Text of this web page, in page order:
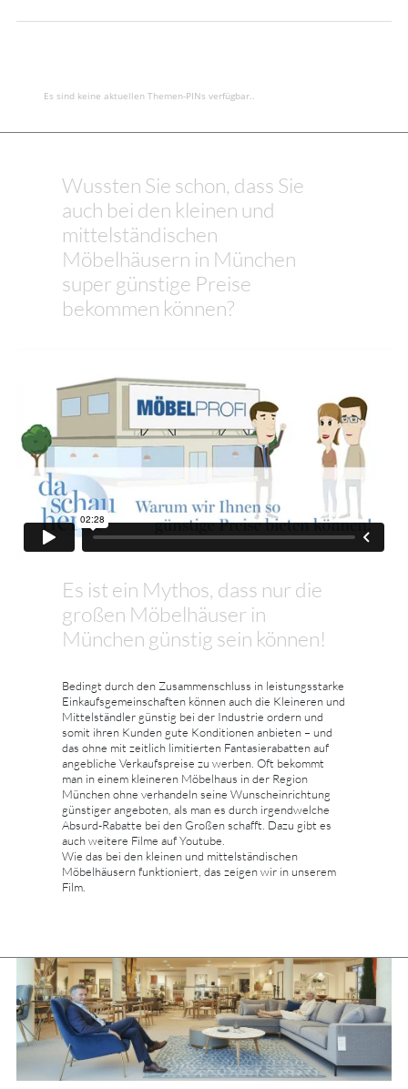
Es sind keine aktuellen Themen-PINs verfügbar..
Wussten Sie schon, dass Sie
auch bei den kleinen und
mittelständischen
Möbelhäusern in München
super günstige Preise
bekommen können?
Es ist ein Mythos, dass nur die
großen Möbelhäuser in
München günstig sein können!
Bedingt durch den Zusammenschluss in leistungsstarke
Einkaufsgemeinschaften können auch die Kleineren und
Mittelständler günstig bei der Industrie ordern und
somit ihren Kunden gute Konditionen anbieten – und
das ohne mit zeitlich limitierten Fantasierabatten auf
angebliche Verkaufspreise zu werben. Oft bekommt
man in einem kleineren Möbelhaus in der Region
München ohne verhandeln seine Wunscheinrichtung
günstiger angeboten, als man es durch irgendwelche
Absurd-Rabatte bei den Großen schafft. Dazu gibt es
auch weitere Filme auf Youtube.
Wie das bei den kleinen und mittelständischen
Möbelhäusern funktioniert, das zeigen wir in unserem
Film.